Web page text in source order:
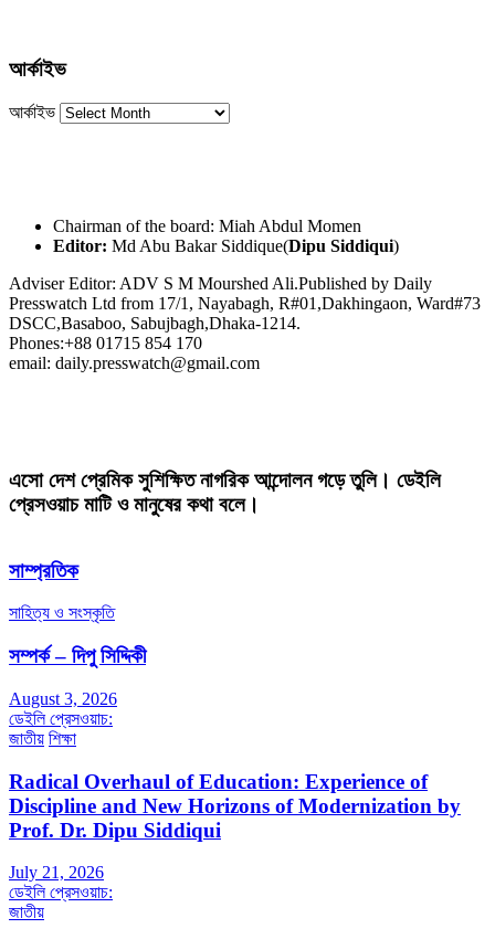
আর্কাইভ
আর্কাইভ
Chairman of the board: Miah Abdul Momen
Editor: Md Abu Bakar Siddique(Dipu Siddiqui)
Adviser Editor: ADV S M Mourshed Ali.Published by Daily
Presswatch Ltd from 17/1, Nayabagh, R#01,Dakhingaon, Ward#73
DSCC,Basaboo, Sabujbagh,Dhaka-1214.
Phones:+88 01715 854 170
email: daily.presswatch@gmail.com
এসো দেশ প্রেমিক সুশিক্ষিত নাগরিক আন্দোলন গড়ে তুলি। ডেইলি
প্রেসওয়াচ মাটি ও মানুষের কথা বলে।
সাম্প্রতিক
সাহিত্য ও সংস্কৃতি
সম্পর্ক – দিপু সিদ্দিকী
August 3, 2026
ডেইলি প্রেসওয়াচ:
জাতীয় শিক্ষা
Radical Overhaul of Education: Experience of
Discipline and New Horizons of Modernization by
Prof. Dr. Dipu Siddiqui
July 21, 2026
ডেইলি প্রেসওয়াচ:
জাতীয়